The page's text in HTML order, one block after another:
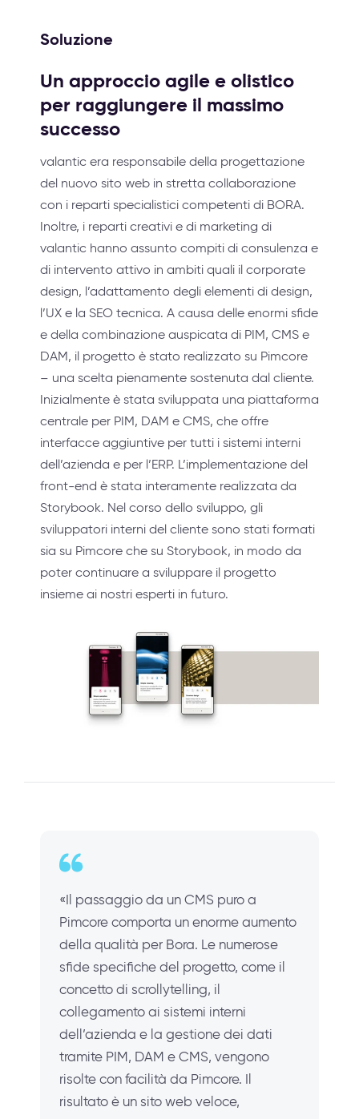
Soluzione
Un approccio agile e olistico
per raggiungere il massimo
successo
valantic era responsabile della progettazione
del nuovo sito web in stretta collaborazione
con i reparti specialistici competenti di BORA.
Inoltre, i reparti creativi e di marketing di
valantic hanno assunto compiti di consulenza e
di intervento attivo in ambiti quali il corporate
design, l’adattamento degli elementi di design,
l’UX e la SEO tecnica. A causa delle enormi sfide
e della combinazione auspicata di PIM, CMS e
DAM, il progetto è stato realizzato su Pimcore
– una scelta pienamente sostenuta dal cliente.
Inizialmente è stata sviluppata una piattaforma
centrale per PIM, DAM e CMS, che offre
interfacce aggiuntive per tutti i sistemi interni
dell’azienda e per l’ERP. L’implementazione del
front-end è stata interamente realizzata da
Storybook. Nel corso dello sviluppo, gli
sviluppatori interni del cliente sono stati formati
sia su Pimcore che su Storybook, in modo da
poter continuare a sviluppare il progetto
insieme ai nostri esperti in futuro.
«Il passaggio da un CMS puro a
Pimcore comporta un enorme aumento
della qualità per Bora. Le numerose
sfide specifiche del progetto, come il
concetto di scrollytelling, il
collegamento ai sistemi interni
dell’azienda e la gestione dei dati
tramite PIM, DAM e CMS, vengono
risolte con facilità da Pimcore. Il
risultato è un sito web veloce,